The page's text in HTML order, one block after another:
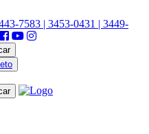
7583 | 3453-0431 | 3449-